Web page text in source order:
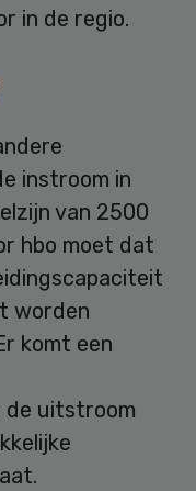
in de regio.
instroom in
van 2500
hbo moet dat
worden
komt een
de uitstroom